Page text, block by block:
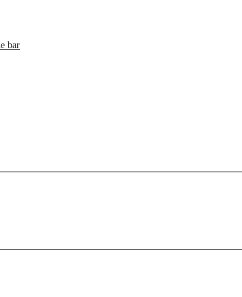
bar